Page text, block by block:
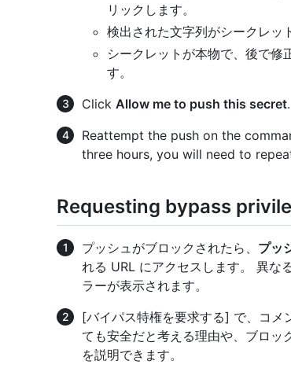
リックします。
検出された文字列がシークレッ
シークレットが本物で、後で修
す。
Click Allow me to push this secret.
Reattempt the push on the
three hours, you will need to
Requesting bypass
プッシュがブロックされたら、 プッ
れる URL にアクセスします。 異な
ラーが表示されます。
[バイパス特権を要求する] で、コメ
ても安全だと考える理由や、ブロッ
を説明できます。